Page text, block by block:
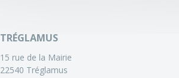
TRÉGLAMUS
15 rue de la Mairie
22540 Tréglamus